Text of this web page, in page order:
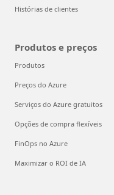
Histórias de clientes
Produtos e preços
Produtos
Preços do Azure
Serviços do Azure gratuitos
Opções de compra flexíveis
FinOps no Azure
Maximizar o ROI de IA